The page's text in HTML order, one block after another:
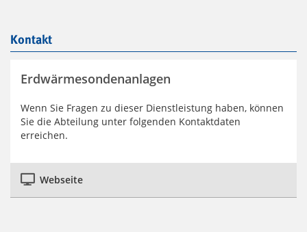
Kontakt
Erdwärmesondenanlagen
Wenn Sie Fragen zu dieser Dienstleistung haben, können
Sie die Abteilung unter folgenden Kontaktdaten
erreichen.
Webseite